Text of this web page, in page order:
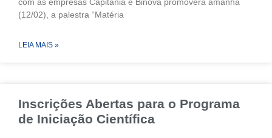
(12/02), a palestra “Matéria
LEIA MAIS »
Inscrições Abertas para o Programa
de Iniciação Científica